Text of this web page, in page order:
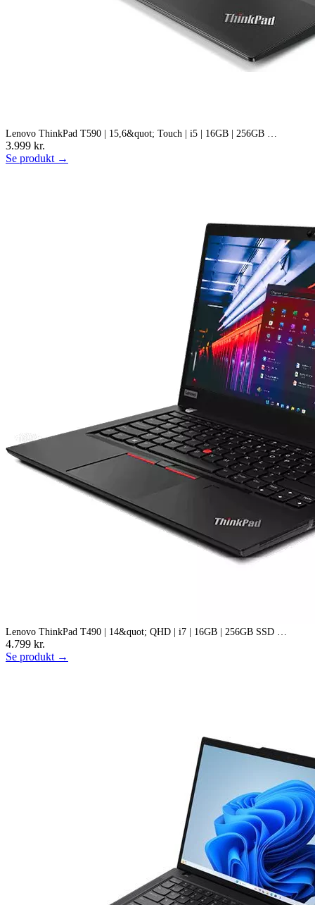
Lenovo ThinkPad T590 | 15,6&quot; Touch | i5 | 16GB | 256GB …
3.999 kr.
Se produkt →
Lenovo ThinkPad T490 | 14&quot; QHD | i7 | 16GB | 256GB SSD …
4.799 kr.
Se produkt →